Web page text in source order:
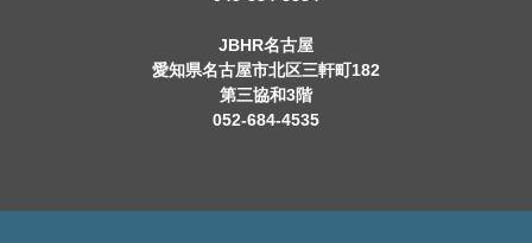
JBHR名古屋
愛知県名古屋市北区三軒町182
第三協和3階
052-684-4535